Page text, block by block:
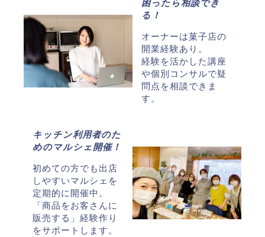
困ったら相談でき
る！
オーナーは菓子店の
開業経験あり。
経験を活かした講座
や個別コンサルで疑
問点を相談できま
す。
キッチン利用者のた
めのマルシェ開催！
初めての方でも出店
しやすいマルシェを
定期的に開催中。
「商品をお客さんに
販売する」経験作り
をサポートします。